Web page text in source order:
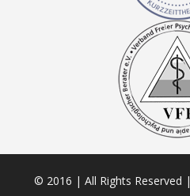
© 2016 | All Rights Reserved |